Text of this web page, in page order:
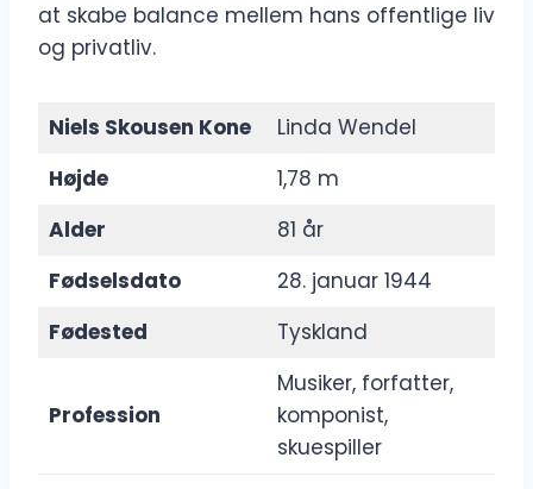
at skabe balance mellem hans offentlige liv
og privatliv.
Niels Skousen Kone
Linda Wendel
Højde
1,78 m
Alder
81 år
Fødselsdato
28. januar 1944
Fødested
Tyskland
Profession
Musiker, forfatter,
komponist,
skuespiller